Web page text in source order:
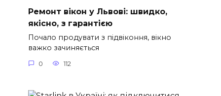
Ремонт вікон у Львові: швидко,
якісно, з гарантією
Почало продувати з підвіконня, вікно
важко зачиняється
0 112